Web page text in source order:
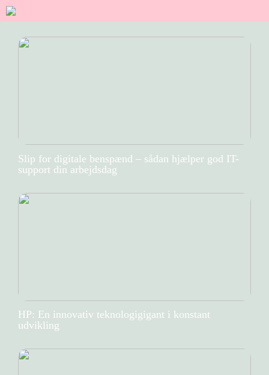
Slip for digitale benspænd – sådan hjælper god IT-
support din arbejdsdag
HP: En innovativ teknologigigant i konstant
udvikling